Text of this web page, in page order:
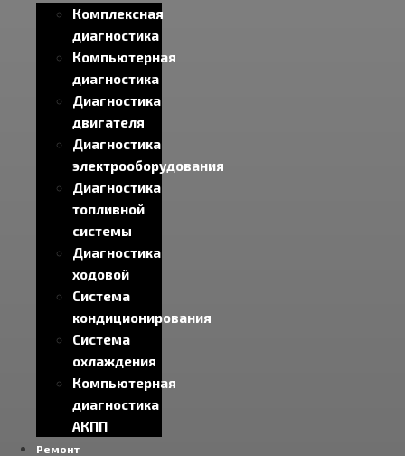
Комплексная
диагностика
Компьютерная
диагностика
Диагностика
двигателя
Диагностика
электрооборудования
Диагностика
топливной
системы
Диагностика
ходовой
Система
кондиционирования
Система
охлаждения
Компьютерная
диагностика
АКПП
Ремонт